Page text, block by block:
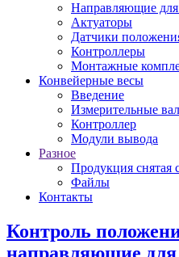
Направляющие
Актуаторы
Датчики
Контроллеры
Монтажные
Конвейерные весы
Введение
Измерительные
Контроллер
Модули вывода
Разное
Продукция снятая
Файлы
Контакты
Контроль